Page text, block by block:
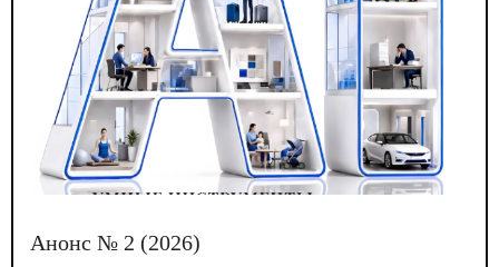
Анонс № 2 (2026)